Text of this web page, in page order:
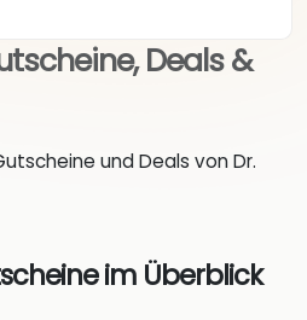
Deals &
und Deals von Dr.
im Überblick